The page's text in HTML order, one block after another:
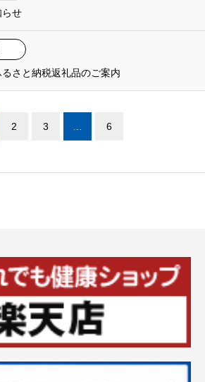
せ
さと納税返礼品のご案内
2 3 6